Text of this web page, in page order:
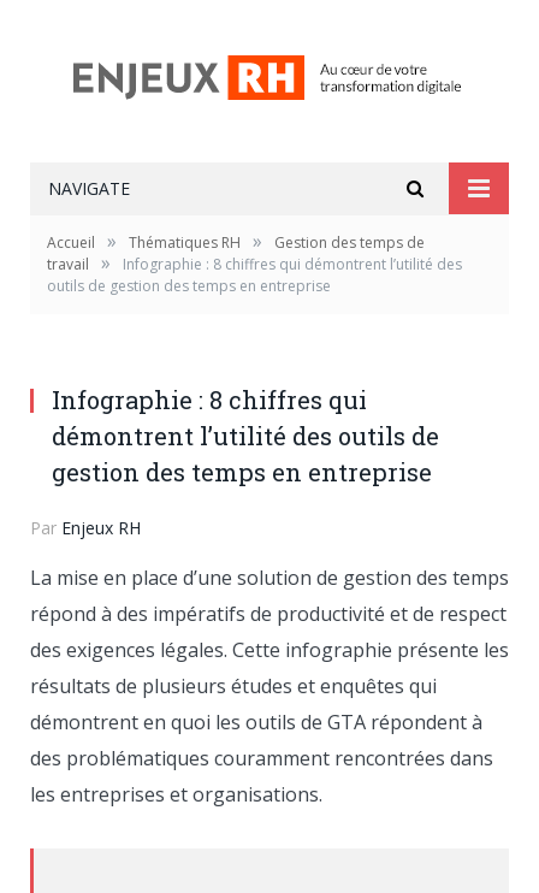
NAVIGATE
Accueil » Thématiques RH »
Gestion des temps de
travail
»
Infographie : 8 chiffres qui démontrent l’utilité des
outils de gestion des temps en entreprise
Infographie : 8 chiffres qui
démontrent l’utilité des outils de
gestion des temps en entreprise
Par Enjeux RH
La mise en place d’une solution de gestion des temps
répond à des impératifs de productivité et de respect
des exigences légales. Cette infographie présente les
résultats de plusieurs études et enquêtes qui
démontrent en quoi les outils de GTA répondent à
des problématiques couramment rencontrées dans
les entreprises et organisations.